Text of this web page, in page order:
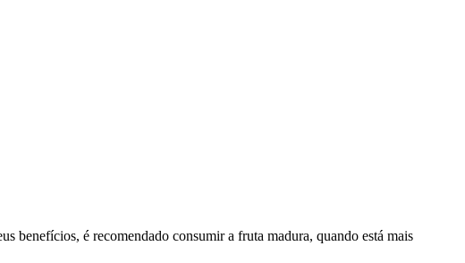
benefícios, é recomendado consumir a fruta madura, quando está mais